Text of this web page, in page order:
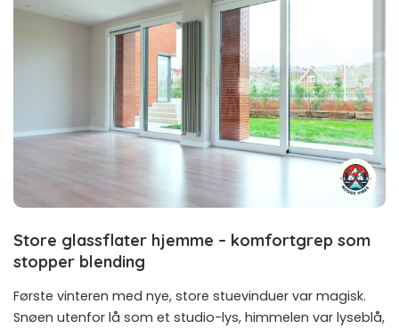
Store glassflater hjemme – komfortgrep som
stopper blending
Første vinteren med nye, store stuevinduer var magisk.
Snøen utenfor lå som et studio-lys, himmelen var lyseblå,